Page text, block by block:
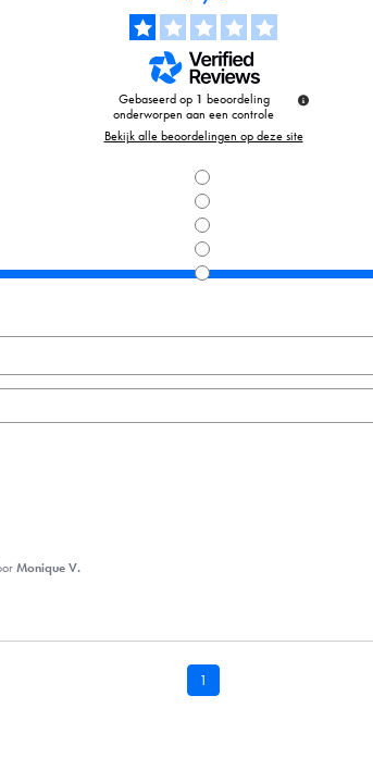
Gebaseerd op 1 beoordeling
onderworpen aan een controle
Bekijk alle beoordelingen op deze site
Monique V.
1